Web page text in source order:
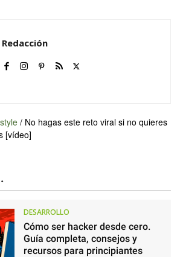
Redacción
/ No hagas este reto viral si no quieres
[vídeo]
DESARROLLO
Cómo ser hacker desde cero.
Guía completa, consejos y
recursos para principiantes